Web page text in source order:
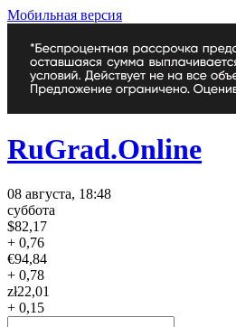
Мобильная версия
RuGrad.Online
08 августа, 18:48
суббота
$82,17
+ 0,76
€94,84
+ 0,78
zł22,01
+ 0,15